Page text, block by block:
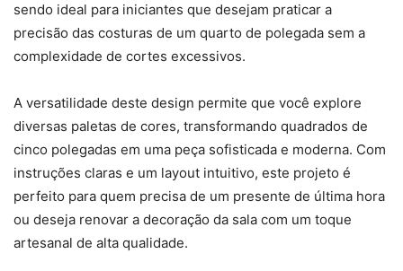
sendo ideal para iniciantes que desejam praticar a
precisão das costuras de um quarto de polegada sem a
complexidade de cortes excessivos.
A versatilidade deste design permite que você explore
diversas paletas de cores, transformando quadrados de
cinco polegadas em uma peça sofisticada e moderna. Com
instruções claras e um layout intuitivo, este projeto é
perfeito para quem precisa de um presente de última hora
ou deseja renovar a decoração da sala com um toque
artesanal de alta qualidade.